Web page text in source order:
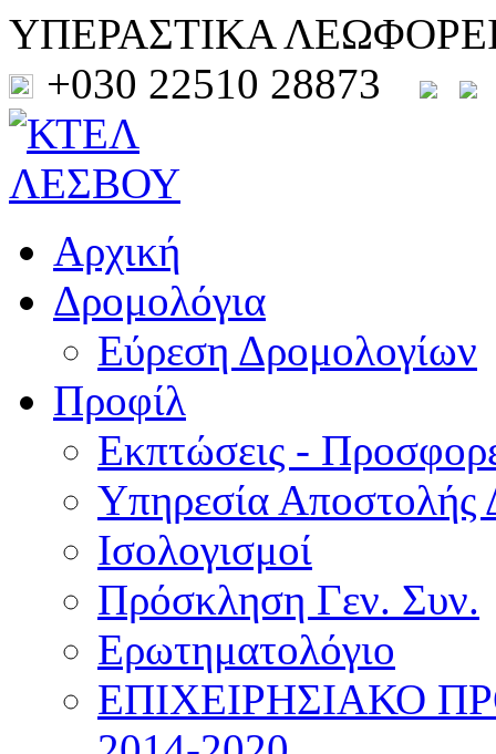
ΥΠΕΡΑΣΤΙΚΑ
+030 22510 28873
Αρχική
Δρομολόγια
Εύρεση Δρομολογίων
Προφίλ
Εκπτώσεις -
Υπηρεσία Αποστολής
Ισολογισμοί
Πρόσκληση Γεν. Συν.
Ερωτηματολόγιο
ΕΠΙΧΕΙΡΗΣΙΑΚΟ